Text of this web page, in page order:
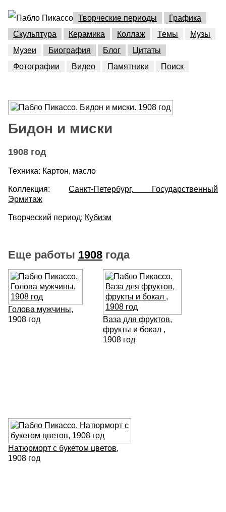
Творческие периоды
Графика
Скульптура
Керамика Коллаж Темы
Музы
Музеи
Биография Блог
Цитаты
Фотографии
Видео Памятники Поиск
Бидон и миски
1908 год
Техника: Картон, масло
Коллекция: Санкт-Петербург, Государственный
Эрмитаж
Творческий период: Кубизм
Еще работы 1908 года
Голова мужчины,
1908 год
Ваза для фруктов,
фрукты и бокал ,
1908 год
Натюрморт с букетом цветов,
1908 год